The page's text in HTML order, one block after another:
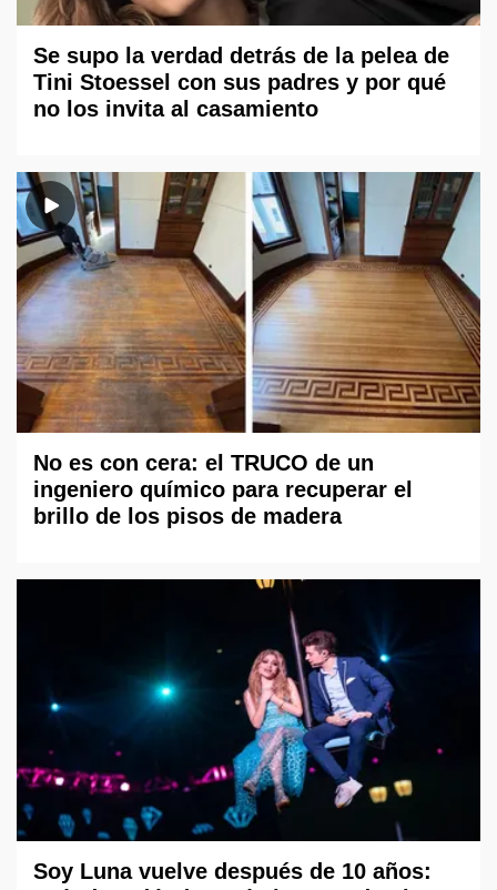
Se supo la verdad detrás de la pelea de
Tini Stoessel con sus padres y por qué
no los invita al casamiento
No es con cera: el TRUCO de un
ingeniero químico para recuperar el
brillo de los pisos de madera
Soy Luna vuelve después de 10 años: